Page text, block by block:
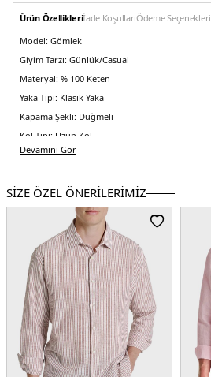
Ürün Özellikleriİade KoşullarıÖdeme Seçenekleri
Model: Gömlek
Giyim Tarzı: Günlük/Casual
Materyal: % 100 Keten
Yaka Tipi: Klasik Yaka
Kapama Şekli: Düğmeli
Kol Tipi: Uzun Kol
Kumaş Tipi:Dokuma
Kalıp Bilgisi:Comfort Fit
Yaş Grubu:Yetişkin
Türkiye
5DY1MARTIN111.07
Devamını Gör
SİZE ÖZEL ÖNERİLERİMİZ